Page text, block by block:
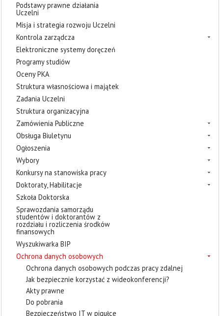
Podstawy prawne działania
Uczelni
Misja i strategia rozwoju Uczelni
Kontrola zarządcza
Elektroniczne systemy doręczeń
Programy studiów
Oceny PKA
Struktura własnościowa i majątek
Zadania Uczelni
Struktura organizacyjna
Zamówienia Publiczne
Obsługa Biuletynu
Ogłoszenia
Wybory
Konkursy na stanowiska pracy
Doktoraty, Habilitacje
Szkoła Doktorska
Sprawozdania samorządu
studentów i doktorantów z
rozdziału i rozliczenia środków
finansowych
Wyszukiwarka BIP
Ochrona danych osobowych
Ochrona danych osobowych podczas pracy zdalnej
Jak bezpiecznie korzystać z wideokonferencji?
Akty prawne
Do pobrania
Bezpieczeństwo IT w pigułce